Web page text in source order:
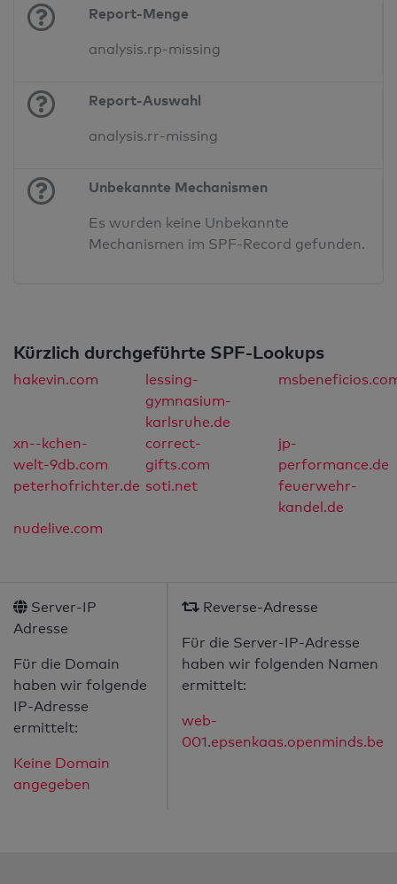
Report-Menge
analysis.rp-missing
Report-Auswahl
analysis.rr-missing
Unbekannte Mechanismen
Es wurden keine Unbekannte
Mechanismen im SPF-Record gefunden.
Kürzlich durchgeführte SPF-Lookups
hakevin.com
lessing-
gymnasium-
karlsruhe.de
xn--kchen-
welt-9db.com
correct-
gifts.com
jp-
performance.de
peterhofrichter.de soti.net
feuerwehr-
kandel.de
nudelive.com
Server-IP
Adresse
Für die Domain
haben wir folgende
IP-Adresse
ermittelt:
Keine Domain
angegeben
Reverse-Adresse
Für die Server-IP-Adresse
haben wir folgenden Namen
ermittelt:
web-
001.epsenkaas.openminds.be